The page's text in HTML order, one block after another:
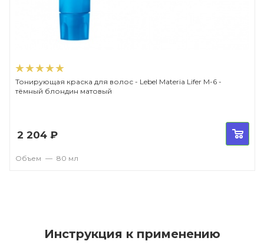
Тонирующая краска для волос - Lebel Materia Lifer M-6 -
тёмный блондин матовый
2 204 ₽
Объем — 80 мл
Инструкция к применению